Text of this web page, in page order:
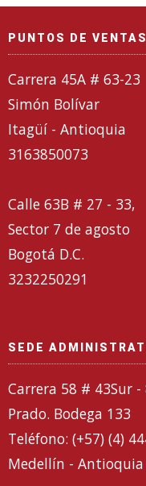
PUNTOS DE VENTAS
Carrera 45A # 63-23
Simón Bolívar
Itagüí - Antioquia
3163850073
Calle 63B # 27 - 33,
Sector 7 de agosto
Bogotá D.C.
3232250291
SEDE
Carrera 58 # 43Sur
Prado. Bodega 133
Teléfono: (+57) (4)
Medellín - Antioquia